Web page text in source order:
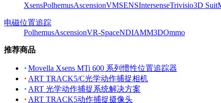
XsensPolhemusAscensionVMSENSIntersenseTrivisio3D Suit
电磁位置追踪
PolhemusAscensionVR-SpaceNDIAMM3DOmmo
推荐商品
Movella Xsens MTi 600 系列惯性位置追踪器
ART TRACK5/C光学动作捕捉相机
ART 光学动作捕捉系统解决方案
ART TRACK5动作捕捉摄像头